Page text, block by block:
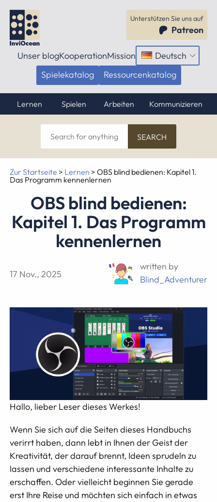
Unterstützen Sie uns auf
Patreon
Unser blogKooperationMission Deutsch
Menü
öffnen
Spielekatalog Ressourcenkatalog
Lernen Spielen Arbeiten Kommunizieren
Search
for
anything
Zur Startseite > Lernen > OBS blind bedienen: Kapitel 1.
Das Programm kennenlernen
OBS blind bedienen:
Kapitel 1. Das Programm
kennenlernen
17 Nov., 2025
written by
Blind_Adventurer
Hallo, lieber Leser dieses Werkes!
Wenn Sie sich auf die Seiten dieses Handbuchs
verirrt haben, dann lebt in Ihnen der Geist der
Kreativität, der darauf brennt, Ideen sprudeln zu
lassen und verschiedene interessante Inhalte zu
erschaffen. Oder vielleicht beginnen Sie gerade
erst Ihre Reise und möchten sich einfach in etwas